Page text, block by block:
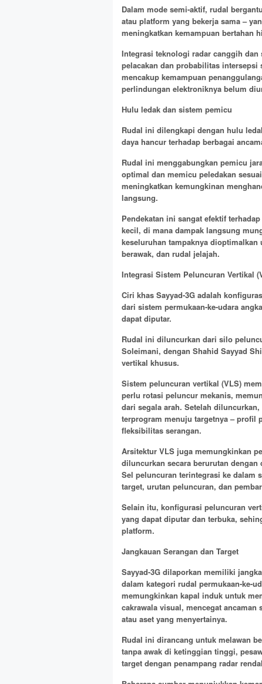
Dalam mode semi-aktif, rudal
atau platform yang bekerja sama –
meningkatkan kemampuan bertahan
Integrasi teknologi radar canggih
pelacakan dan probabilitas intersepsi
mencakup kemampuan
perlindungan elektroniknya belum
Hulu ledak dan sistem pemicu
Rudal ini dilengkapi dengan hulu
daya hancur terhadap berbagai
Rudal ini menggabungkan pemicu
optimal dan memicu peledakan
meningkatkan kemungkinan
langsung.
Pendekatan ini sangat efektif
kecil, di mana dampak langsung
keseluruhan tampaknya dioptimalkan
berawak, dan rudal jelajah.
Integrasi Sistem Peluncuran Vertikal
Ciri khas Sayyad-3G adalah
dari sistem permukaan-ke-udara
dapat diputar.
Rudal ini diluncurkan dari silo
Soleimani, dengan Shahid Sayyad
vertikal khusus.
Sistem peluncuran vertikal (VLS)
perlu rotasi peluncur mekanis,
dari segala arah. Setelah
terprogram menuju targetnya – profil
fleksibilitas serangan.
Arsitektur VLS juga memungkinkan
diluncurkan secara berurutan dengan
Sel peluncuran terintegrasi ke dalam
target, urutan peluncuran, dan
Selain itu, konfigurasi peluncuran
yang dapat diputar dan terbuka,
platform.
Jangkauan Serangan dan Target
Sayyad-3G dilaporkan memiliki
dalam kategori rudal permukaan-ke-
memungkinkan kapal induk untuk
cakrawala visual, mencegat ancaman
atau aset yang menyertainya.
Rudal ini dirancang untuk melawan
tanpa awak di ketinggian tinggi,
target dengan penampang radar